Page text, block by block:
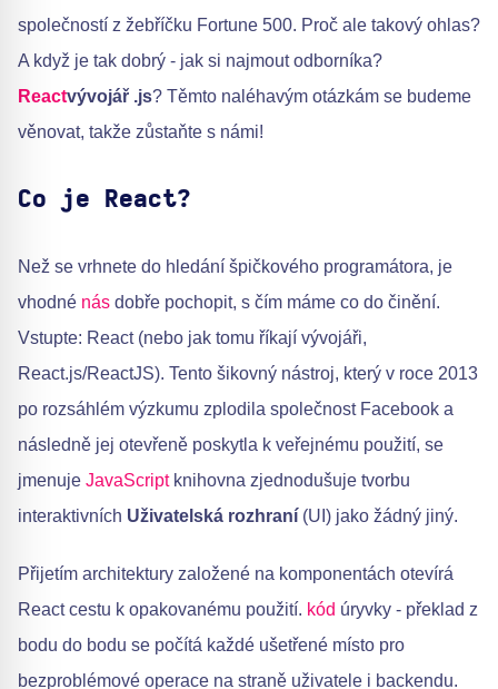
společností z žebříčku Fortune 500. Proč ale takový ohlas?
A když je tak dobrý - jak si najmout odborníka?
Reactvývojář .js? Těmto naléhavým otázkám se budeme
věnovat, takže zůstaňte s námi!
Co je React?
Než se vrhnete do hledání špičkového programátora, je
vhodné nás dobře pochopit, s čím máme co do činění.
Vstupte: React (nebo jak tomu říkají vývojáři,
React.js/ReactJS). Tento šikovný nástroj, který v roce 2013
po rozsáhlém výzkumu zplodila společnost Facebook a
následně jej otevřeně poskytla k veřejnému použití, se
jmenuje JavaScriptknihovna zjednodušuje tvorbu
interaktivních Uživatelská rozhraní (UI) jako žádný jiný.
Přijetím architektury založené na komponentách otevírá
React cestu k opakovanému použití. kód úryvky - překlad z
bodu do bodu se počítá každé ušetřené místo pro
bezproblémové operace na straně uživatele i backendu.